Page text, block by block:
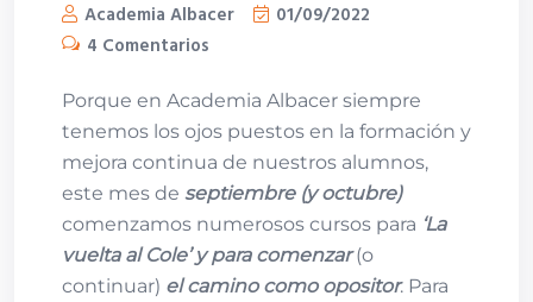
Academia Albacer
01/09/2022
4 Comentarios
Porque en Academia Albacer siempre
tenemos los ojos puestos en la formación y
mejora continua de nuestros alumnos,
este mes de septiembre (y octubre)
comenzamos numerosos cursos para ‘La
vuelta al Cole’ y para comenzar(o
continuar) el camino como opositor. Para